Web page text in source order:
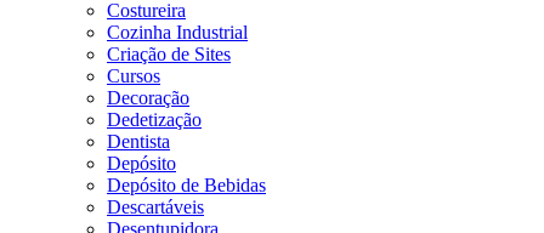
Costureira
Cozinha Industrial
Criação de Sites
Cursos
Decoração
Dedetização
Dentista
Depósito
Depósito de Bebidas
Descartáveis
Desentupidora